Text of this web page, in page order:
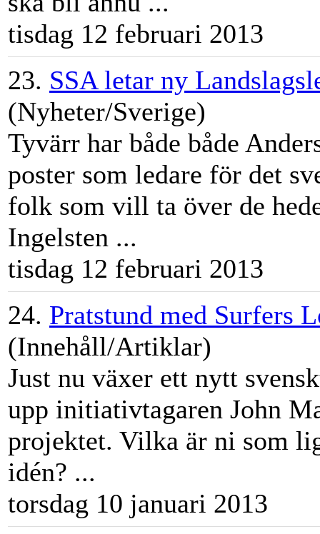
tisdag 12 februari 2013
23. SSA letar ny
(Nyheter/Sverige)
Tyvärr har både både
poster som ledare för det
folk som vill ta över de
Ingelsten ...
tisdag 12 februari 2013
24. Pratstund med Surfers
(Innehåll/Artiklar)
Just nu växer ett nytt
upp initiativtagaren John
projektet. Vilka är ni som
idén? ...
torsdag 10 januari 2013